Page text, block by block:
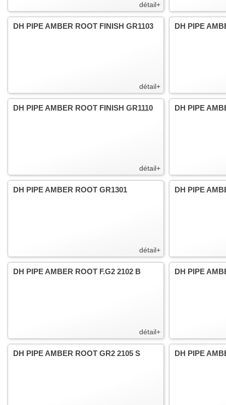
détail+
détail+
DH PIPE AMBER ROOT FINISH GR1103 DH PIPE
détail+
DH PIPE AMBER ROOT FINISH GR1110 DH PIPE
détail+
DH PIPE AMBER ROOT GR1301 DH PIPE
détail+
DH PIPE AMBER ROOT F.G2 2102 B DH PIPE
DH PIPE AMBER ROOT GR2 2105 S DH PIPE